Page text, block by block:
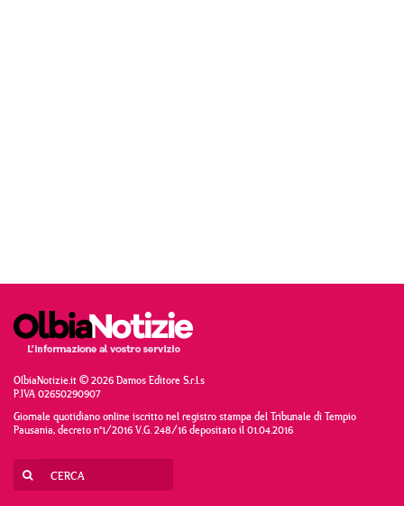
OlbiaNotizie.it © 2026 Damos Editore S.r.l.s
P.IVA 02650290907
Giornale quotidiano online iscritto nel registro stampa del Tribunale di Tempio
Pausania, decreto n°1/2016 V.G. 248/16 depositato il 01.04.2016